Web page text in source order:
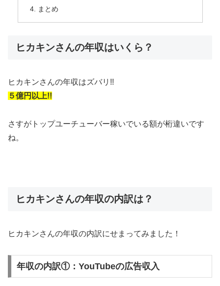
まとめ
ヒカキンさんの年収はいくら？
ヒカキンさんの年収はズバリ!!
５億円以上!!
さすがトップユーチューバー稼いでいる額が桁違いです
ね。
ヒカキンさんの年収の内訳は？
ヒカキンさんの年収の内訳にせまってみました！
年収の内訳①：YouTubeの広告収入